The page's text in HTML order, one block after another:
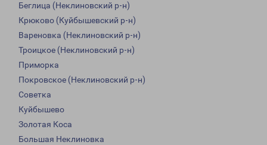
Беглица (Неклиновский р-н)
Крюково (Куйбышевский р-н)
Вареновка (Неклиновский р-н)
Троицкое (Неклиновский р-н)
Приморка
Покровское (Неклиновский р-н)
Советка
Куйбышево
Золотая Коса
Большая Неклиновка